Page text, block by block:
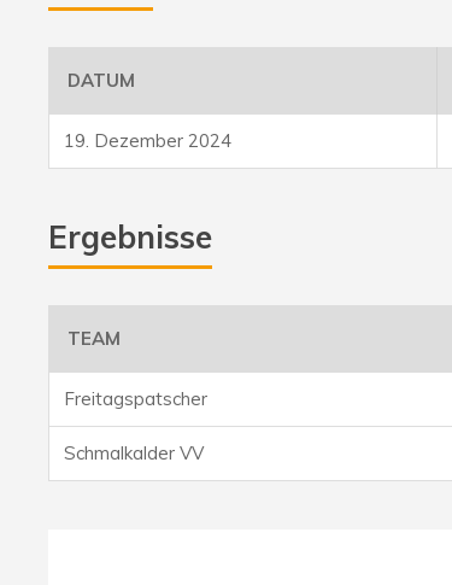
DATUM
19. Dezember 2024
Ergebnisse
TEAM
Freitagspatscher
Schmalkalder VV